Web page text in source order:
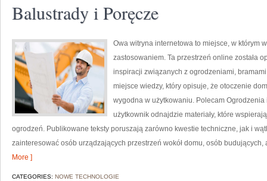
Balustrady i Poręcze
Owa witryna internetowa to miejsce, w którym
zastosowaniem. Ta przestrzeń online została
inspiracji związanych z ogrodzeniami,
miejsce wiedzy, który opisuje, że otoczenie
wygodna w użytkowaniu. Polecam Ogrodzenia
użytkownik odnajdzie materiały, które
ogrodzeń. Publikowane teksty poruszają zarówno kwestie techniczne, jak i
zainteresować osób urządzających przestrzeń wokół domu, osób
More ]
CATEGORIES: NOWE TECHNOLOGIE